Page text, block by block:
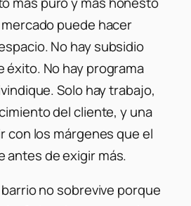
puede hacer
No hay subsidio
éxito. No hay programa
Solo hay trabajo,
del cliente, y una
con los márgenes que el
antes de exigir más.
no sobrevive porque